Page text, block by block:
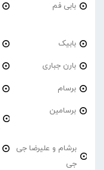
بابی فم
بابیک
بارن جباری
برسام
برسامین
برشام و علیرضا جی
جی